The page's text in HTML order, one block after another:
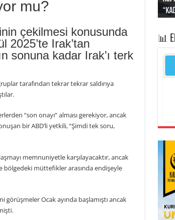
mu?
çekilmesi konusunda
2025’te Irak’tan
sonuna kadar Irak’ı terk
tarafından tekrar tekrar saldırıya
“son onayı” alması gerekiyor, ancak
bir ABD’li yetkili, “Şimdi tek soru,
memnuniyetle karşılayacaktır, ancak
bölgedeki müttefikler arasında endişeyle
görüşmeler Ocak ayında başlamıştı ancak
📊